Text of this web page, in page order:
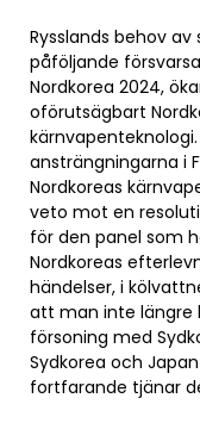
Rysslands behov
påföljande
Nordkorea 2024,
oförutsägbart
ansträngningarna i
Nordkoreas
veto mot en
för den panel som
Nordkoreas
händelser, i
att man inte längre
försoning med
Sydkorea och
fortfarande tjänar